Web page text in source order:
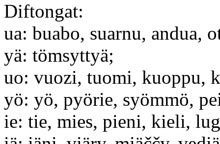
Diftongat:
ua: buabo, suarnu, andua,
yä: tömsyttyä;
uo: vuozi, tuomi, kuoppu,
yö: yö, pyörie, syömmö,
ie: tie, mies, pieni, kieli,